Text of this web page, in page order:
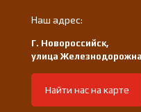
Наш адрес:
Г. Новороссийск,
улица
Найти нас на карте